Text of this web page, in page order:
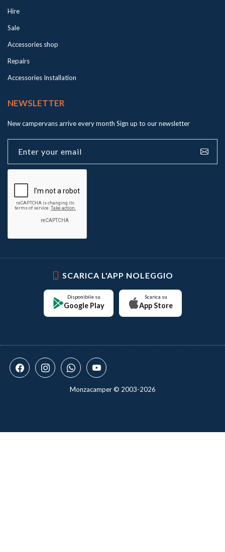
Hire
Sale
Accessories shop
Repairs
Accessories Installation
NEWSLETTER
New campervans arrive every month Sign up to our newsletter
SCARICA L'APP NOLEGGIO
Disponibile su
Google Play
Scarica su
App Store
Monzacamper © 2003-2026